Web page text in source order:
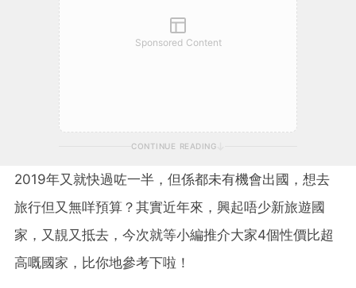
Sponsored Content
CONTINUE READING
2019年又就快過咗一半，但係都未有機會出國，想去
旅行但又無咩預算？其實近年來，興起唔少新旅遊國
家，又靚又抵去，今次就等小編推介大家4個性價比超
高嘅國家，比你地參考下啦！